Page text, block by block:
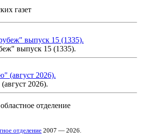
газет
выпуск 15 (1335).
2026).
отделение
отделение 2007 — 2026.